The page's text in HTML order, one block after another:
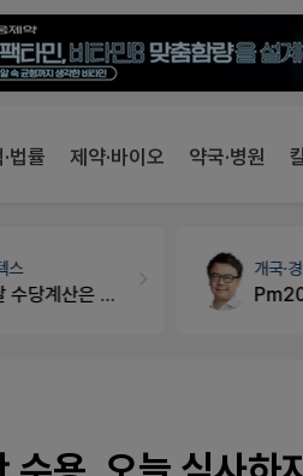
법률 제약·바이오 약국·병원
스
노동자의 날 수당계산은 어떻게 되나요
개국·